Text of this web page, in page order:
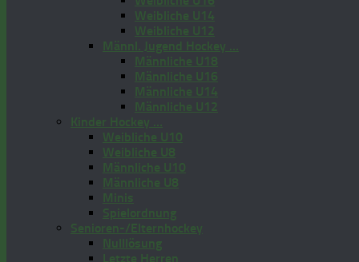
Weibliche U14
Weibliche U12
Männl. Jugend Hockey …
Männliche U18
Männliche U16
Männliche U14
Männliche U12
Kinder Hockey …
Weibliche U10
Weibliche U8
Männliche U10
Männliche U8
Minis
Spielordnung
Senioren-/Elternhockey
Nulllösung
Letzte Herren